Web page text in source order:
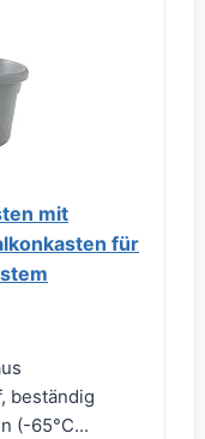
mit
für
beständig
(-65°C...